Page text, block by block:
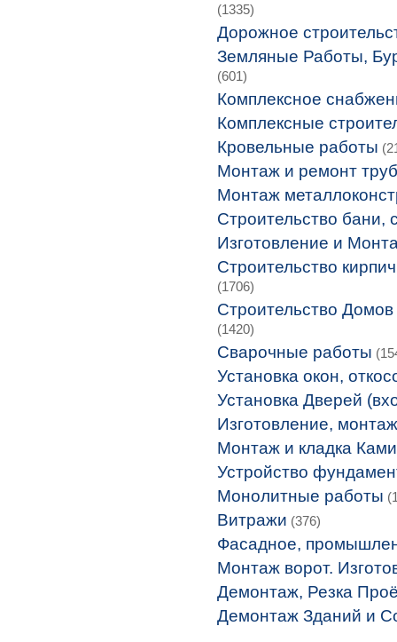
(1335)
Дорожное
Земляные Работы,
(601)
Комплексное
Комплексные
Кровельные работы
Монтаж и ремонт
Монтаж
Строительство бани,
Изготовление и
Строительство
(1706)
Строительство
(1420)
Сварочные работы
Установка окон,
Установка Дверей
Изготовление,
Монтаж и кладка
Устройство
Монолитные работы
Витражи (376)
Фасадное,
Монтаж ворот.
Демонтаж, Резка
Демонтаж Зданий и